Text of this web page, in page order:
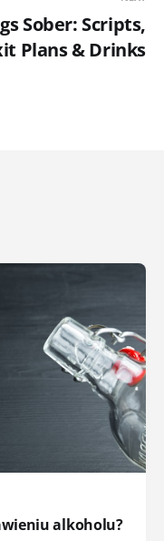
Sober: Scripts,
Plans & Drinks
alkoholu?